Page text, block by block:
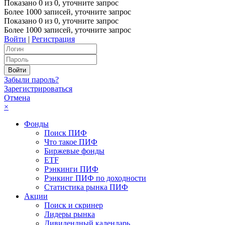
Показано 0 из 0, уточните запрос
Более 1000 записей, уточните запрос
Показано 0 из 0, уточните запрос
Более 1000 записей, уточните запрос
Войти | Регистрация
Забыли пароль?
Зарегистрироваться
Отмена
×
Фонды
Поиск ПИФ
Что такое ПИФ
Биржевые фонды
ETF
Рэнкинги ПИФ
Рэнкинг ПИФ по доходности
Статистика рынка ПИФ
Акции
Поиск и скринер
Лидеры рынка
Дивидендный календарь